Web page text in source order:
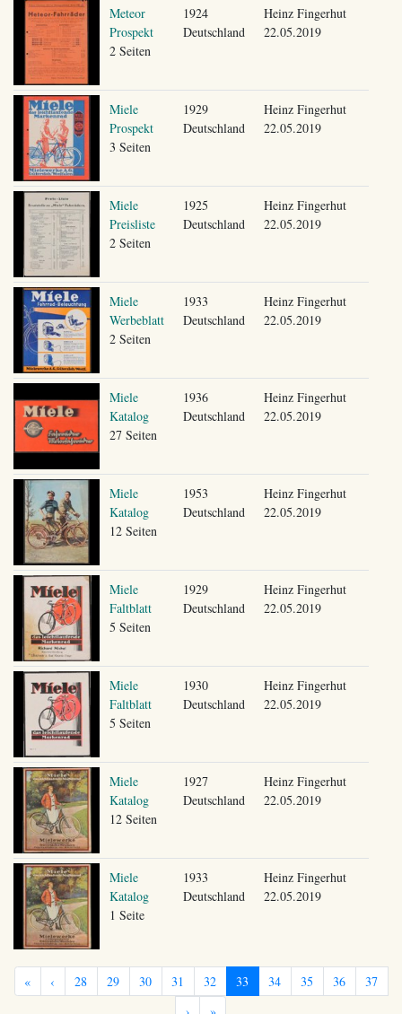
Meteor
Prospekt
2 Seiten
1924
Deutschland
Heinz Fingerhut
22.05.2019
Miele
Prospekt
3 Seiten
1929
Deutschland
Heinz Fingerhut
22.05.2019
Miele
Preisliste
2 Seiten
1925
Deutschland
Heinz Fingerhut
22.05.2019
Miele
Werbeblatt
2 Seiten
1933
Deutschland
Heinz Fingerhut
22.05.2019
Miele
Katalog
27 Seiten
1936
Deutschland
Heinz Fingerhut
22.05.2019
Miele
Katalog
12 Seiten
1953
Deutschland
Heinz Fingerhut
22.05.2019
Miele
Faltblatt
5 Seiten
1929
Deutschland
Heinz Fingerhut
22.05.2019
Miele
Faltblatt
5 Seiten
1930
Deutschland
Heinz Fingerhut
22.05.2019
Miele
Katalog
12 Seiten
1927
Deutschland
Heinz Fingerhut
22.05.2019
Miele
Katalog
1 Seite
1933
Deutschland
Heinz Fingerhut
22.05.2019
« ‹ 28 29 30 31 32 33 34 35 36
37
›
»